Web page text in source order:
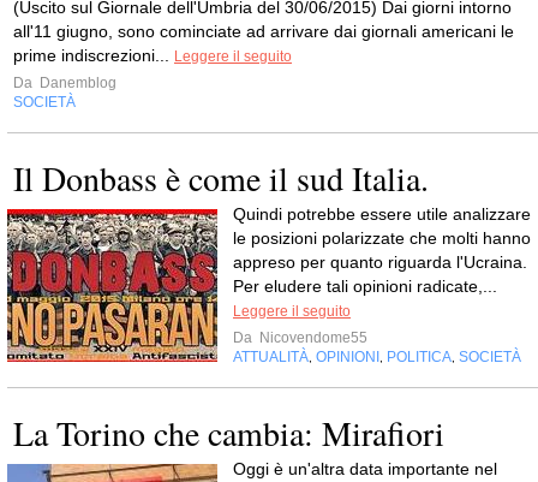
(Uscito sul Giornale dell'Umbria del 30/06/2015) Dai giorni intorno
all'11 giugno, sono cominciate ad arrivare dai giornali americani le
prime indiscrezioni...
Leggere il seguito
Da Danemblog
SOCIETÀ
Il Donbass è come il sud Italia.
Quindi potrebbe essere utile analizzare
le posizioni polarizzate che molti hanno
appreso per quanto riguarda l'Ucraina.
Per eludere tali opinioni radicate,...
Leggere il seguito
Da Nicovendome55
ATTUALITÀ OPINIONI POLITICA SOCIETÀ
La Torino che cambia: Mirafiori
Oggi è un'altra data importante nel